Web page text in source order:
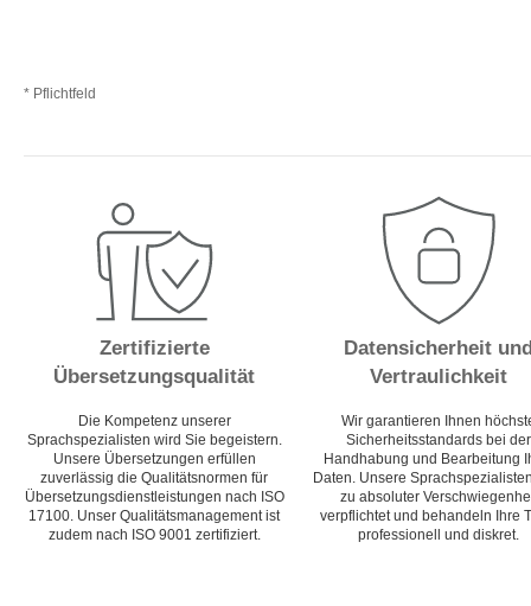
* Pflichtfeld
Zertifizierte
Übersetzungsqualität
Die Kompetenz unserer
Sprachspezialisten wird Sie begeistern.
Unsere Übersetzungen erfüllen
zuverlässig die Qualitätsnormen für
Übersetzungsdienstleistungen nach ISO
17100. Unser Qualitätsmanagement ist
zudem nach ISO 9001 zertifiziert.
Datensicherheit
Vertraulichkeit
Wir garantieren Ihnen
Sicherheitsstandards bei der
Handhabung und Bearbeitung
Daten. Unsere
zu absoluter
verpflichtet und behandeln Ihre
professionell und diskret.